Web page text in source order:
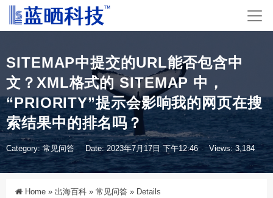
SITEMAP中提交的URL能否包含中
文？XML格式的 SITEMAP 中，
“PRIORITY”提示会影响我的网页在搜
索结果中的排名吗？
Category: 常见问答 Date: 2023年7月17日 下午12:46 Views: 3,184
Home » 出海百科 » 常见问答 » Details